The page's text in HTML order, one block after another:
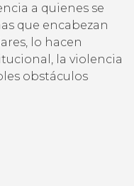
a quienes se
que encabezan
lo hacen
la violencia
obstáculos